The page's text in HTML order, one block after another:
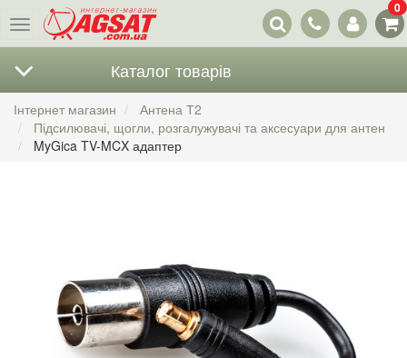
Меню
Наші
контакти
0
Каталог товарів
Інтернет магазин
Антена Т2
Підсилювачі, щогли, розгалужувачі та аксесуари для антен
MyGica TV-MCX адаптер